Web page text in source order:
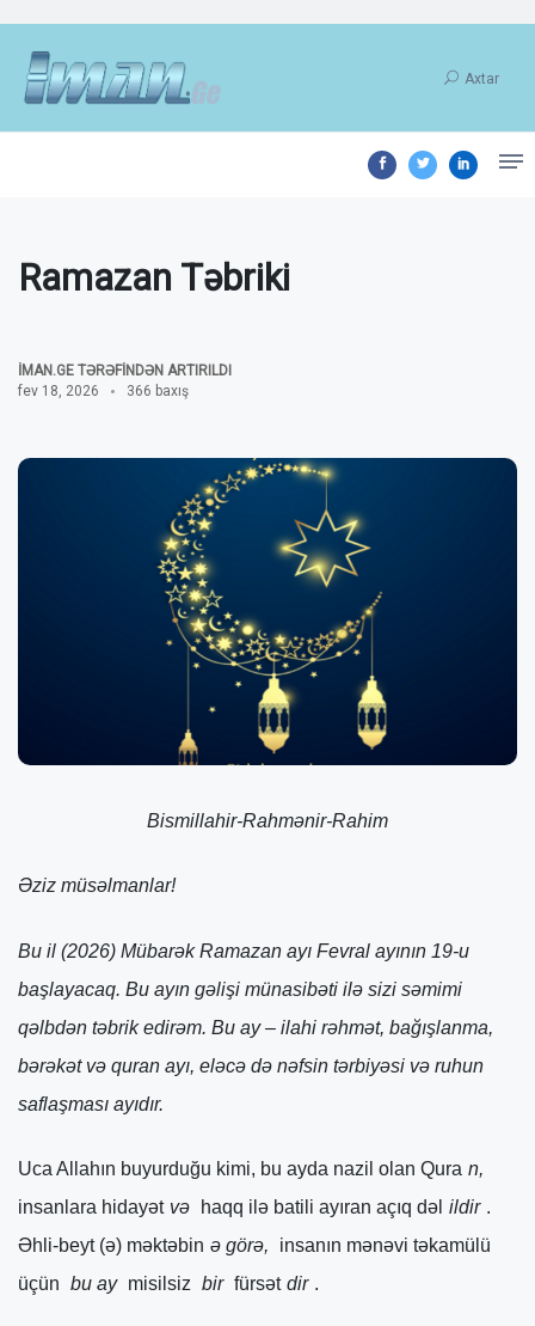
Axtar
Ramazan Təbriki
İMAN.GE TƏRƏFINDƏN ARTIRILDI
fev 18, 2026
366 baxış
Bismillahir-Rahmənir-Rahim
Əziz müsəlmanlar!
Bu il (2026) Mübarək Ramazan ayı Fevral ayının 19-u
başlayacaq. Bu ayın gəlişi münasibəti ilə sizi səmimi
qəlbdən təbrik edirəm. Bu ay – ilahi rəhmət, bağışlanma,
bərəkət və quran ayı, eləcə də nəfsin tərbiyəsi və ruhun
saflaşması ayıdır.
Uca Allahın buyurduğu kimi, bu ayda nazil olan Qura n,
insanlara hidayət və haqq ilə batili ayıran açıq dəl ildir .
Əhli-beyt (ə) məktəbin ə görə,
insanın mənəvi təkamülü
üçün bu ay misilsiz bir fürsət dir .